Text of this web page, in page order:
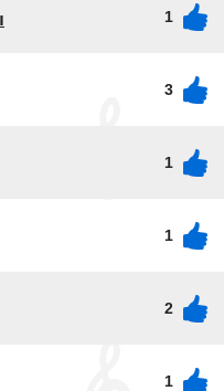
1
3
1
1
2
1